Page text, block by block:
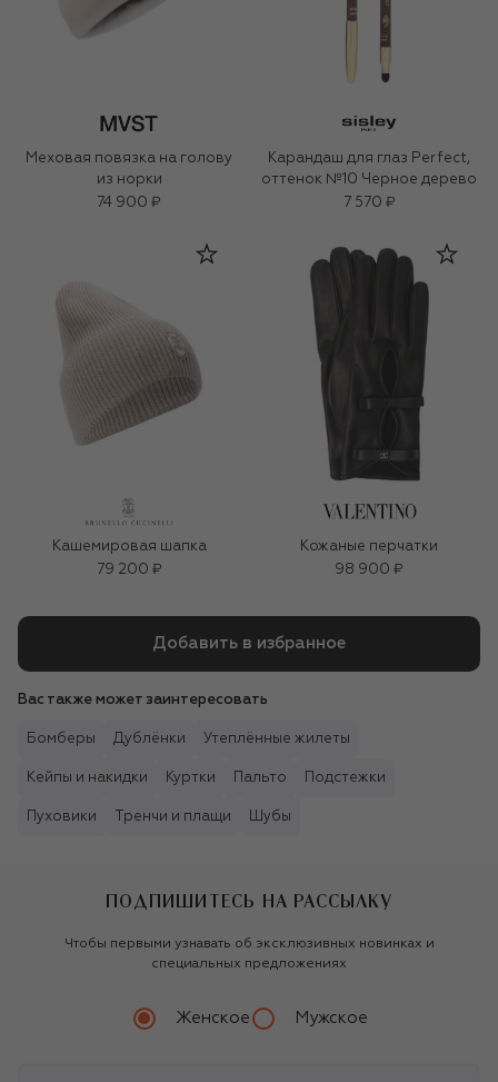
Меховая повязка на голову
из норки
74 900 ₽
Карандаш для глаз Perfect,
оттенок №10 Черное дерево
7 570 ₽
Кашемировая шапка
79 200 ₽
Кожаные перчатки
98 900 ₽
Добавить в избранное
Вас также может заинтересовать
Бомберы Дублёнки Утеплённые жилеты
Кейпы и накидки Куртки Пальто Подстежки
Пуховики Тренчи и плащи Шубы
ПОДПИШИТЕСЬ НА РАССЫЛКУ
Чтобы первыми узнавать об эксклюзивных новинках и
специальных предложениях
Женское Мужское